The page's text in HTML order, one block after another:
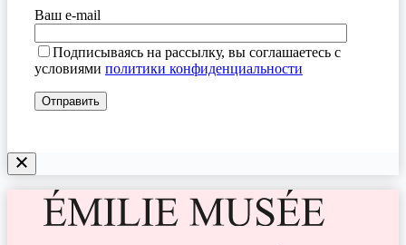
Ваш e-mail
Подписываясь на рассылку, вы соглашаетесь с
условиями политики конфиденциальности